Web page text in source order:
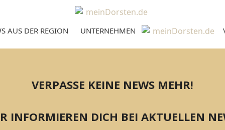
AUS DER REGION UNTERNEHMEN
VERPASSE KEINE NEWS MEHR!
INFORMIEREN DICH BEI AKTUELLEN